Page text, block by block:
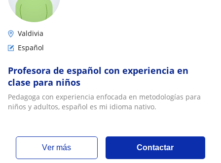
Valdivia
Español
Profesora de español con experiencia en
clase para niños
Pedagoga con experiencia enfocada en metodologías para
niños y adultos, español es mi idioma nativo.
ver más Contactar